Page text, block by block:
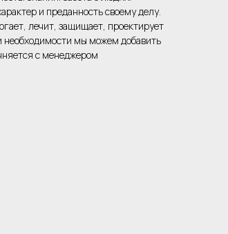
и преданность своему делу.
лечит, защищает, проектирует
необходимости мы можем добавить
с менеджером